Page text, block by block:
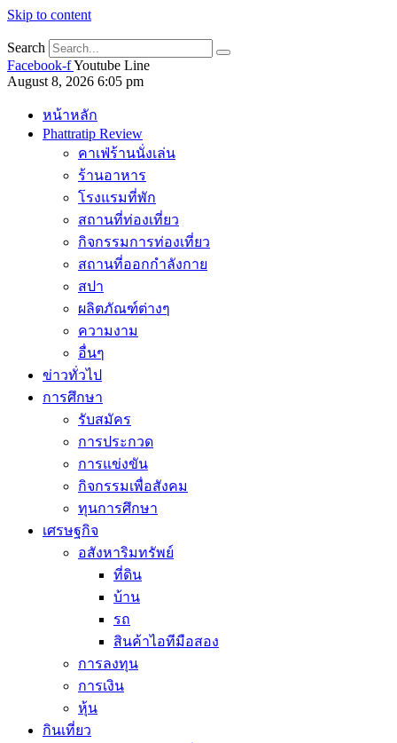
Skip to content
Search
Facebook-fYoutube Line
August 8, 2026 6:05 pm
หน้าหลัก
Phattratip Review
คาเฟ่ร้านนั่งเล่น
ร้านอาหาร
โรงแรมที่พัก
สถานที่ท่องเที่ยว
กิจกรรมการท่องเที่ยว
สถานที่ออกกำลังกาย
สปา
ผลิตภัณฑ์ต่างๆ
ความงาม
อื่นๆ
ข่าวทั่วไป
การศึกษา
รับสมัคร
การประกวด
การแข่งขัน
กิจกรรมเพื่อสังคม
ทุนการศึกษา
เศรษฐกิจ
อสังหาริมทรัพย์
ที่ดิน
บ้าน
รถ
สินค้าไอทีมือสอง
การลงทุน
การเงิน
หุ้น
กินเที่ยว